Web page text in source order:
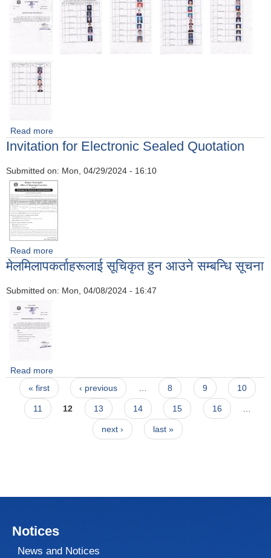
Read more
Invitation for Electronic Sealed Quotation
Submitted on: Mon, 04/29/2024 - 16:10
Read more
मेलमिलापकर्ताहरूलाई सूचिकृत हुन आउने सम्बन्धि सूचना
Submitted on: Mon, 04/08/2024 - 16:47
Read more
Pages
« first ‹ previous … 8 9 10
11 12 13 14 15 16 …
next › last »
Notices
News and Notices